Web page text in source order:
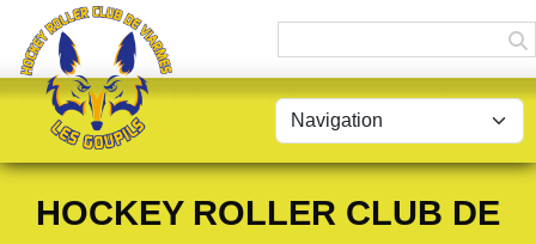
HOCKEY ROLLER CLUB DE
Panneau de gestion des cookies